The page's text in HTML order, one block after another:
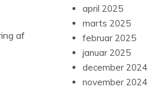
af
april 2025
marts 2025
februar 2025
januar 2025
december 2024
november 2024